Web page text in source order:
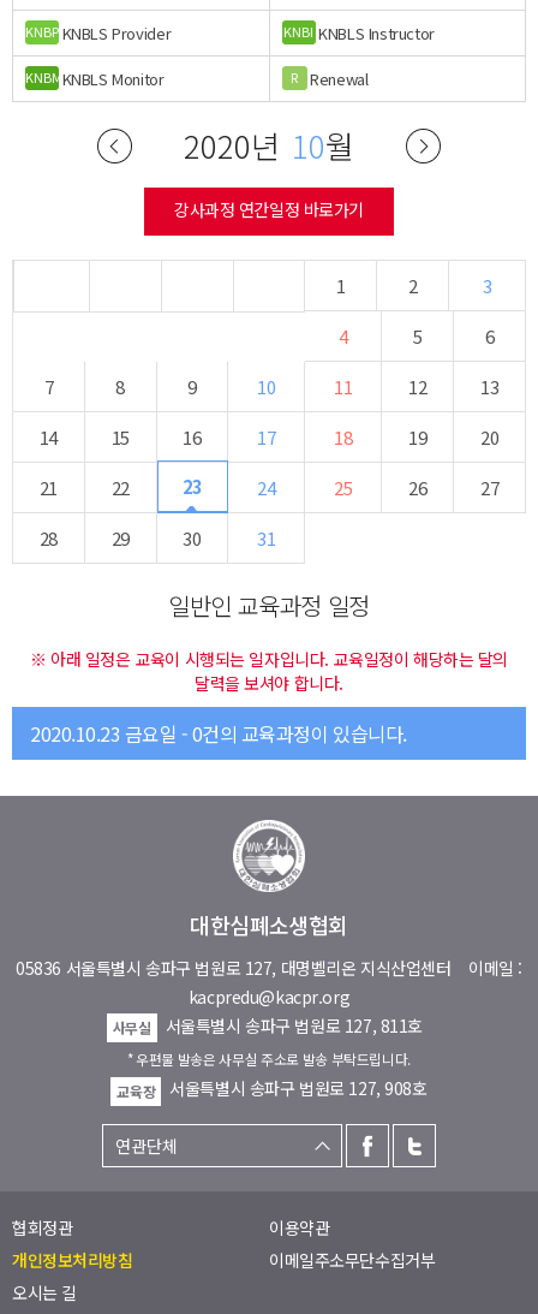
KNBPKNBLS Provider KNBI KNBLS Instructor
KNBMKNBLS Monitor R Renewal
2020년 10월
강사과정 연간일정 바로가기
1 2
3
4
5
6
7
8 9 10 11 12
13
14
15 16 17 18 19
20
21
22 23 24 25 26
27
28
29 30 31
일반인 교육과정 일정
※ 아래 일정은 교육이 시행되는 일자입니다. 교육일정이 해당하는 달의
달력을 보셔야 합니다.
2020.10.23 금요일 - 0건의 교육과정이 있습니다.
대한심폐소생협회
05836 서울특별시 송파구 법원로 127, 대명벨리온 지식산업센터 이메일 :
kacpredu@kacpr.org
사무실 서울특별시 송파구 법원로 127, 811호
* 우편물 발송은 사무실 주소로 발송 부탁드립니다.
교육장
서울특별시 송파구 법원로 127, 908호
협회정관
이용약관
개인정보처리방침
이메일주소무단수집거부
오시는 길